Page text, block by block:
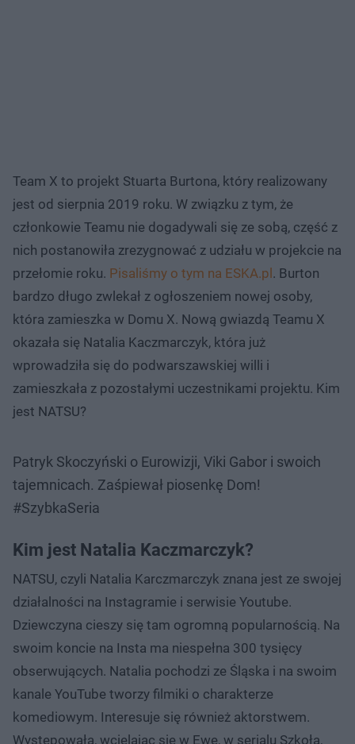
Team X to projekt Stuarta Burtona, który realizowany
jest od sierpnia 2019 roku. W związku z tym, że
członkowie Teamu nie dogadywali się ze sobą, część z
nich postanowiła zrezygnować z udziału w projekcie na
przełomie roku. Pisaliśmy o tym na ESKA.pl. Burton
bardzo długo zwlekał z ogłoszeniem nowej osoby,
która zamieszka w Domu X. Nową gwiazdą Teamu X
okazała się Natalia Kaczmarczyk, która już
wprowadziła się do podwarszawskiej willi i
zamieszkała z pozostałymi uczestnikami projektu. Kim
jest NATSU?
Patryk Skoczyński o Eurowizji, Viki Gabor i swoich
tajemnicach. Zaśpiewał piosenkę Dom!
#SzybkaSeria
Kim jest Natalia Kaczmarczyk?
NATSU, czyli Natalia Karczmarczyk znana jest ze swojej
działalności na Instagramie i serwisie Youtube.
Dziewczyna cieszy się tam ogromną popularnością. Na
swoim koncie na Insta ma niespełna 300 tysięcy
obserwujących. Natalia pochodzi ze Śląska i na swoim
kanale YouTube tworzy filmiki o charakterze
komediowym. Interesuje się również aktorstwem.
Występowała, wcielając się w Ewę, w serialu Szkoła,